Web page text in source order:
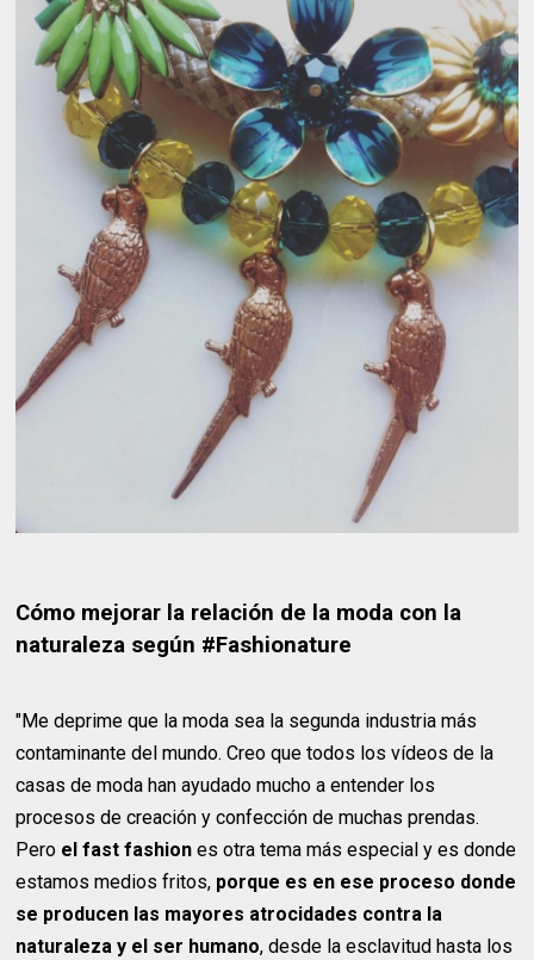
Cómo mejorar la relación de la moda con la
naturaleza según #Fashionature
"Me deprime que la moda sea la segunda industria más
contaminante del mundo. Creo que todos los vídeos de la
casas de moda han ayudado mucho a entender los
procesos de creación y confección de muchas prendas.
Pero el fast fashion es otra tema más especial y es donde
estamos medios fritos, porque es en ese proceso donde
se producen las mayores atrocidades contra la
naturaleza y el ser humano, desde la esclavitud hasta los